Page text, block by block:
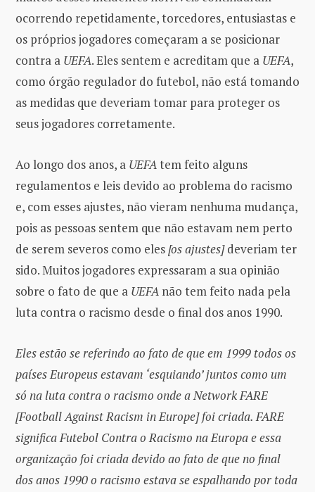
ocorrendo repetidamente, torcedores, entusiastas e
os próprios jogadores começaram a se posicionar
contra a UEFA. Eles sentem e acreditam que a UEFA,
como órgão regulador do futebol, não está tomando
as medidas que deveriam tomar para proteger os
seus jogadores corretamente.
Ao longo dos anos, a UEFAtem feito alguns
regulamentos e leis devido ao problema do racismo
e, com esses ajustes, não vieram nenhuma mudança,
pois as pessoas sentem que não estavam nem perto
de serem severos como eles[os ajustes]deveriam ter
sido. Muitos jogadores expressaram a sua opinião
sobre o fato de que a UEFA não tem feito nada pela
luta contra o racismo desde o final dos anos 1990.
Eles estão se referindo ao fato de que em 1999 todos os
países Europeus estavam ‘esquiando’ juntos como um
só na luta contra o racismo onde a Network FARE
[Football Against Racism in Europe] foi criada. FARE
significa Futebol Contra o Racismo na Europa e essa
organização foi criada devido ao fato de que no final
dos anos 1990 o racismo estava se espalhando por toda